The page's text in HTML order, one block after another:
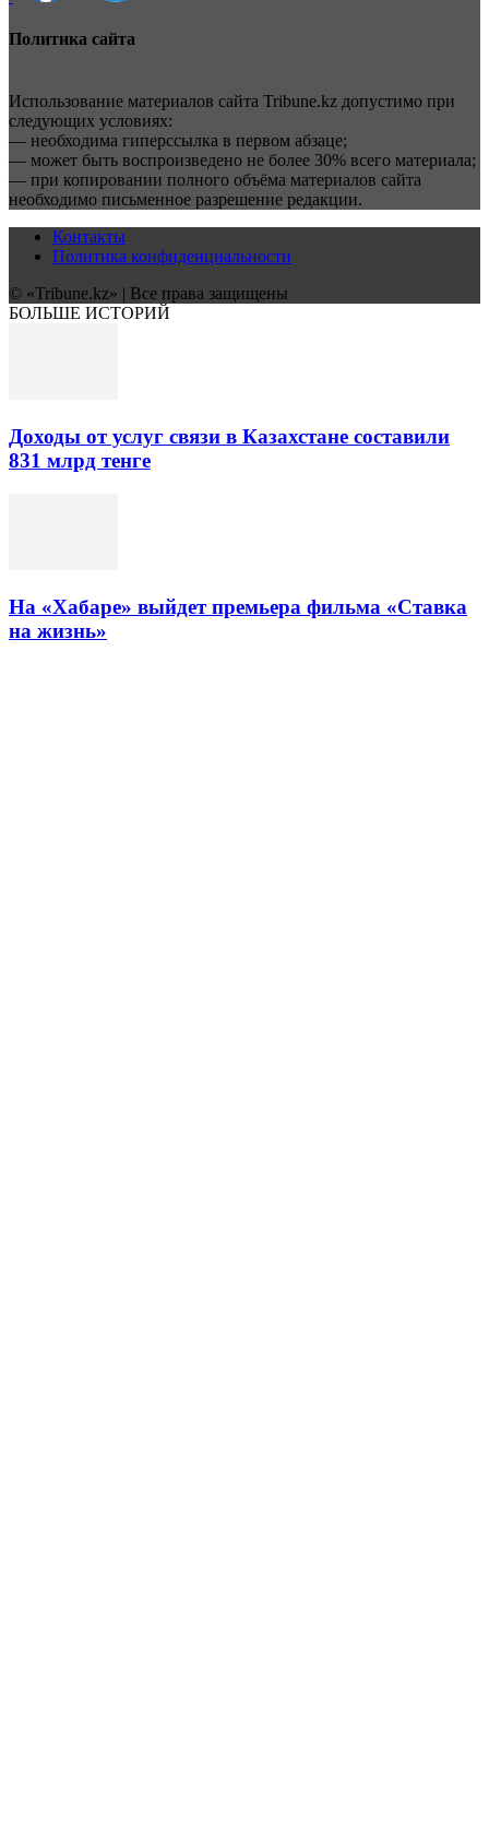
Политика сайта
Использование материалов сайта Tribune.kz допустимо при
следующих условиях:
— необходима гиперссылка в первом абзаце;
— может быть воспроизведено не более 30% всего материала;
— при копировании полного объёма материалов сайта
необходимо письменное разрешение редакции.
Контакты
Политика конфиденциальности
© «Tribune.kz» | Все права защищены
БОЛЬШЕ ИСТОРИЙ
Доходы от услуг связи в Казахстане составили
831 млрд тенге
На «Хабаре» выйдет премьера фильма «Ставка
на жизнь»